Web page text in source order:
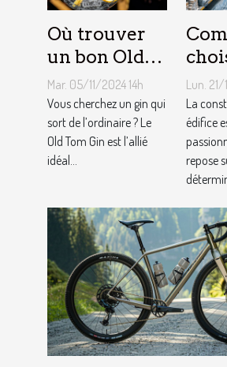
Où trouver
un bon Old
Tom Gin
artisanal ?
Mar. 05/11/2024 14h
Vous cherchez un gin qui
sort de l’ordinaire ? Le
Old Tom Gin est l’allié
idéal...
Lun.
La
édifice
repose